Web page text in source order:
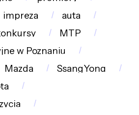
impreza
auta
MTP
w Poznaniu
Mazda
SsangYong